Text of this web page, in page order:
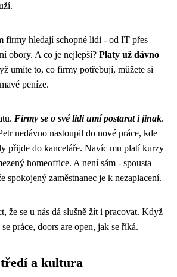
firmy hledají schopné lidi - od IT přes
obory. A co je nejlepší? Platy už dávno
umíte to, co firmy potřebují, můžete si
peníze.
Firmy se o své lidi umí postarat i jinak.
nedávno nastoupil do nové práce, kde
přijde do kanceláře. Navíc mu platí kurzy
homeoffice. A není sám - spousta
spokojený zaměstnanec je k nezaplacení.
že se u nás dá slušně žít i pracovat. Když
práce, doors are open, jak se říká.
a kultura